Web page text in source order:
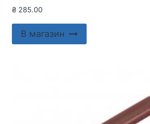
₴ 285.00
В магазин